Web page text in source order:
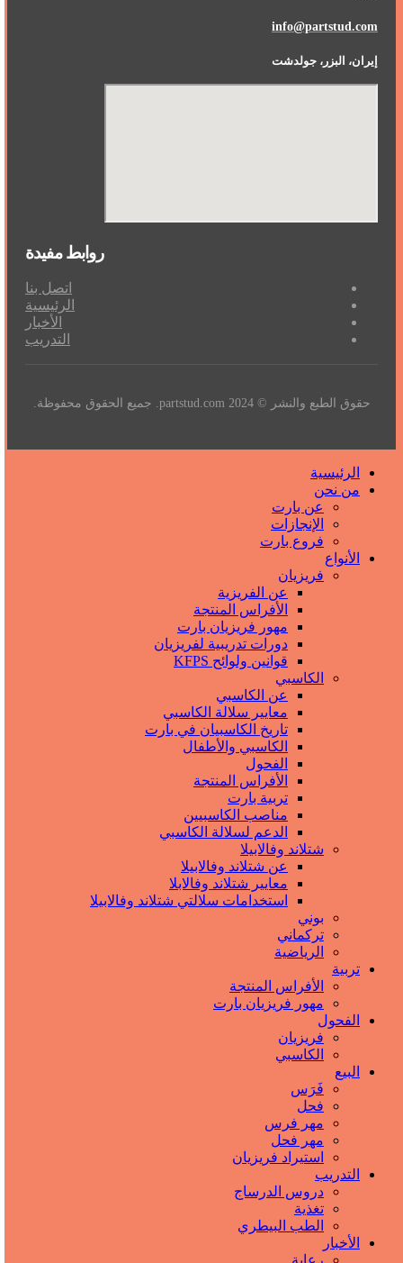
info@partstud.com
إيران، البزر، جولدشت
روابط مفيدة
اتصل بنا
الرئيسية
الأخبار
التدريب
حقوق الطبع والنشر © 2024 partstud.com. جميع الحقوق محفوظة.
الرئيسية
من نحن
عن بارت
الإنجازات
فروع بارت
الأنواع
فریزیان
عن الفريزية
الأفراس المنتجة
مهور فريزيان بارت
دورات تدريبية لفريزيان
قوانين ولوائح KFPS
الكاسبي
عن الكاسبي
معايير سلالة الكاسبي
تاريخ الكاسبيان في بارت
الكاسبي والأطفال
الفحول
الأفراس المنتجة
تربیة بارت
مناصب الكاسبيين
الدعم لسلالة الكاسبي
شتلاند وفالابيلا
عن شتلاند وفالابيلا
معايير شتلاند وفالابلا
استخدامات سلالتي شتلاند وفالابيلا
بوني
تركماني
الرياضية
تربیة
الأفراس المنتجة
مهور فريزيان بارت
الفحول
فريزيان
الكاسبي
البيع
فَرَس
فحل
مهر فرس
مهر فحل
استيراد فريزيان
التدريب
دروس الدرساج
تغذية
الطب البيطري
الأخبار
رعاية